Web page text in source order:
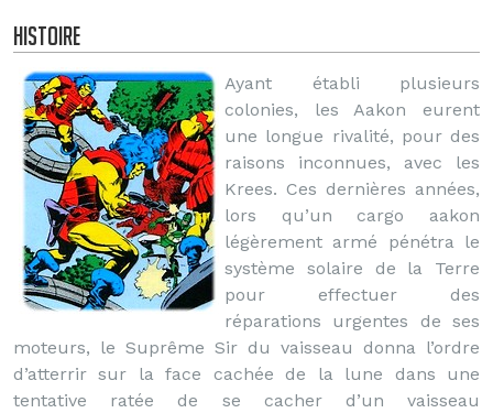
Histoire
Ayant établi plusieurs
colonies, les Aakon eurent
une longue rivalité, pour des
raisons inconnues, avec les
Krees. Ces dernières années,
lors qu’un cargo aakon
légèrement armé pénétra le
système solaire de la Terre
pour effectuer des
réparations urgentes de ses
moteurs, le Suprême Sir du vaisseau donna l’ordre
d’atterrir sur la face cachée de la lune dans une
tentative ratée de se cacher d’un vaisseau